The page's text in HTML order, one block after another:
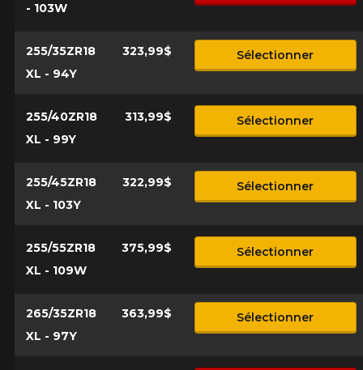
- 103W
255/35ZR18
XL - 94Y
323,99$ Sélectionner
255/40ZR18
XL - 99Y
313,99$ Sélectionner
255/45ZR18
XL - 103Y
322,99$ Sélectionner
255/55ZR18
XL - 109W
375,99$ Sélectionner
265/35ZR18
XL - 97Y
363,99$ Sélectionner